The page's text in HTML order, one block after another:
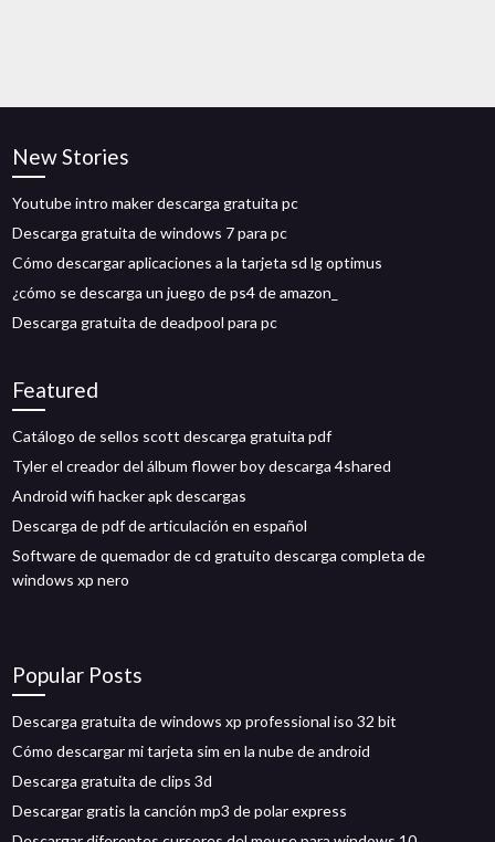
New Stories
Youtube intro maker descarga gratuita pc
Descarga gratuita de windows 7 para pc
Cómo descargar aplicaciones a la tarjeta sd lg optimus
¿cómo se descarga un juego de ps4 de amazon_
Descarga gratuita de deadpool para pc
Featured
Catálogo de sellos scott descarga gratuita pdf
Tyler el creador del álbum flower boy descarga 4shared
Android wifi hacker apk descargas
Descarga de pdf de articulación en español
Software de quemador de cd gratuito descarga completa de
windows xp nero
Popular Posts
Descarga gratuita de windows xp professional iso 32 bit
Cómo descargar mi tarjeta sim en la nube de android
Descarga gratuita de clips 3d
Descargar gratis la canción mp3 de polar express